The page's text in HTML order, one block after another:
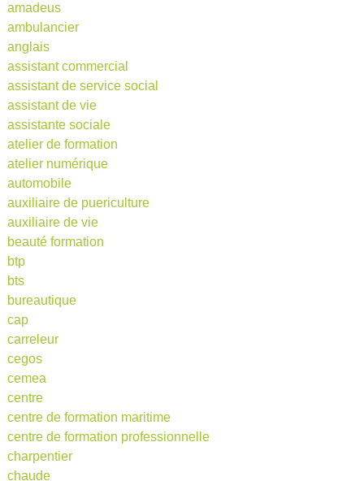
amadeus
ambulancier
anglais
assistant commercial
assistant de service social
assistant de vie
assistante sociale
atelier de formation
atelier numérique
automobile
auxiliaire de puericulture
auxiliaire de vie
beauté formation
btp
bts
bureautique
cap
carreleur
cegos
cemea
centre
centre de formation maritime
centre de formation professionnelle
charpentier
chaude